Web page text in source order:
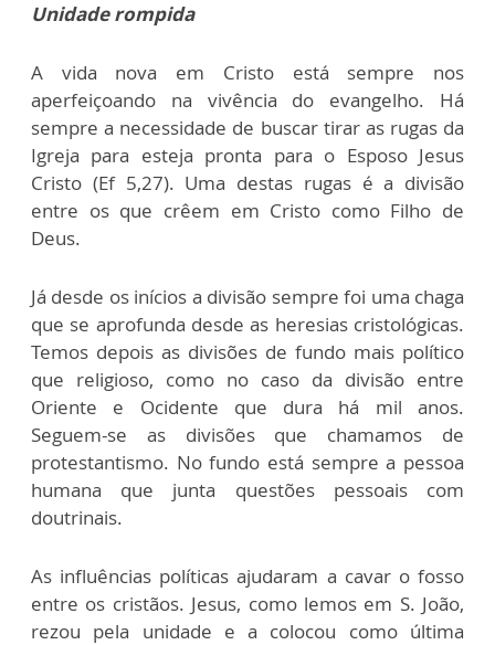
Unidade rompida
A vida nova em Cristo está sempre nos
aperfeiçoando na vivência do evangelho. Há
sempre a necessidade de buscar tirar as rugas da
Igreja para esteja pronta para o Esposo Jesus
Cristo (Ef 5,27). Uma destas rugas é a divisão
entre os que crêem em Cristo como Filho de
Deus.
Já desde os inícios a divisão sempre foi uma chaga
que se aprofunda desde as heresias cristológicas.
Temos depois as divisões de fundo mais político
que religioso, como no caso da divisão entre
Oriente e Ocidente que dura há mil anos.
Seguem-se as divisões que chamamos de
protestantismo. No fundo está sempre a pessoa
humana que junta questões pessoais com
doutrinais.
As influências políticas ajudaram a cavar o fosso
entre os cristãos. Jesus, como lemos em S. João,
rezou pela unidade e a colocou como última